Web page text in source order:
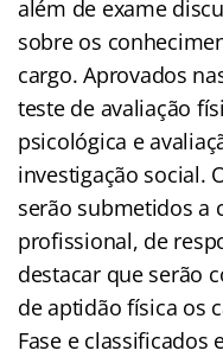
além de exame
sobre os
cargo.Aprovados
teste de avaliação
psicológica e
investigação social.
serão submetidos a
profissional, de
destacar que serão
de aptidão física os
Fase e classificados